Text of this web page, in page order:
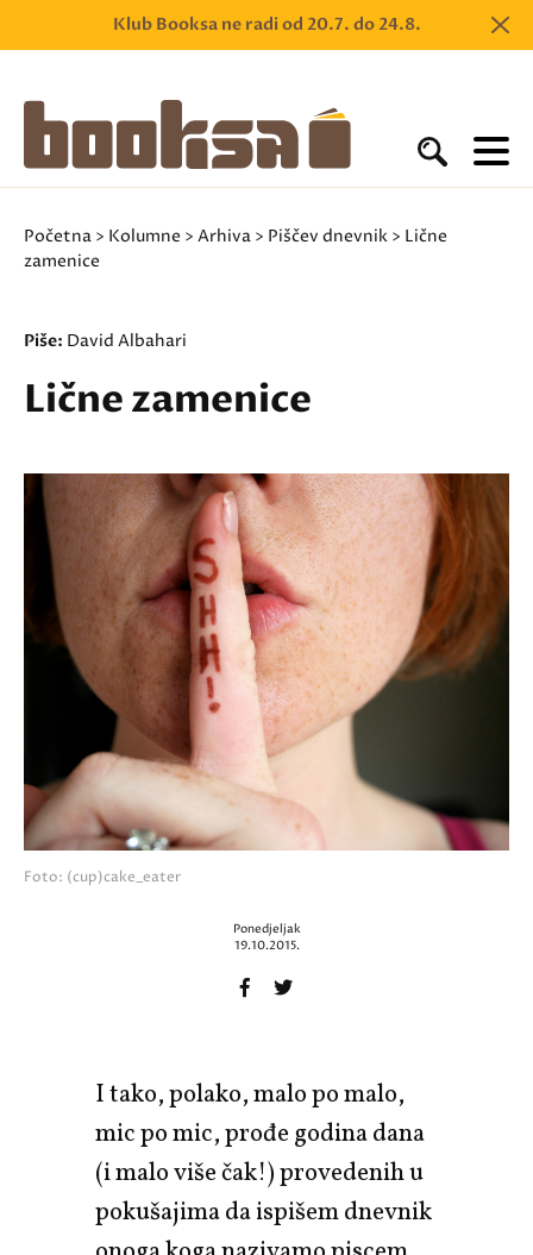
Klub Booksa ne radi od 20.7. do 24.8.
Početna > Kolumne > Arhiva > Piščev dnevnik > Lične
zamenice
Piše: David Albahari
Lične zamenice
Foto: (cup)cake_eater
Ponedjeljak
19.10.2015.
I tako, polako, malo po malo,
mic po mic, prođe godina dana
(i malo više čak!) provedenih u
pokušajima da ispišem dnevnik